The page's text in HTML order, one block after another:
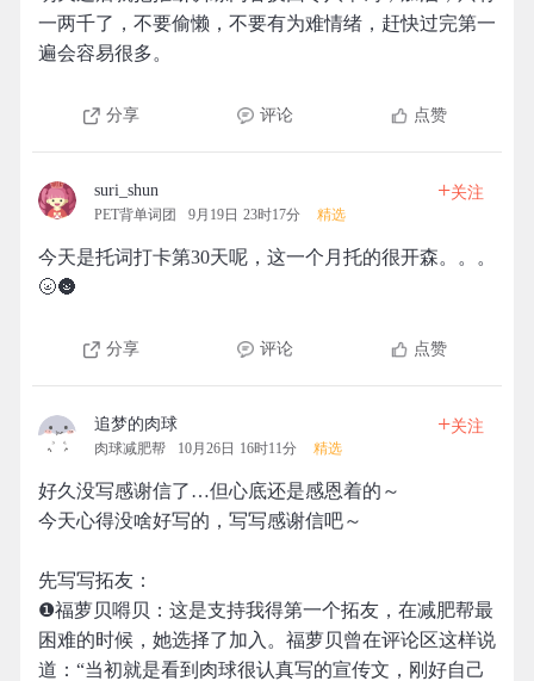
一两千了，不要偷懒，不要有为难情绪，赶快过完第一
遍会容易很多。
分享 评论 点赞
suri_shun
PET背单词团 9月19日 23时17分 精选
+关注
今天是托词打卡第30天呢，这一个月托的很开森。。。
🌝🌚
分享 评论 点赞
追梦的肉球
肉球减肥帮 10月26日 16时11分 精选
+关注
好久没写感谢信了…但心底还是感恩着的～
今天心得没啥好写的，写写感谢信吧～
先写写拓友：
❶福萝贝嘚贝：这是支持我得第一个拓友，在减肥帮最
困难的时候，她选择了加入。福萝贝曾在评论区这样说
道：“当初就是看到肉球很认真写的宣传文，刚好自己